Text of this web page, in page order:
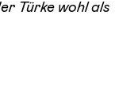
Türke wohl als